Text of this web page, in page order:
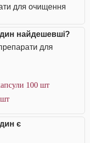
для очищення
найдешевші?
для
100 шт
є